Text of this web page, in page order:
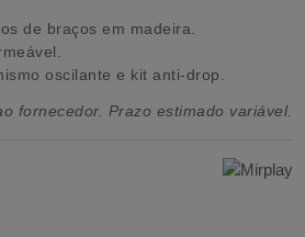
de braços em madeira.
oscilante e kit anti-drop.
fornecedor. Prazo estimado variável.